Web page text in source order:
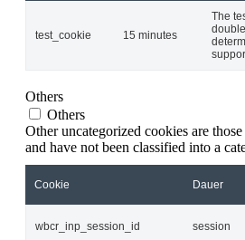
test_cookie 15 minutes
The
Others
Others
Other uncategorized cookies are
and have not been classified into a
Cookie Dauer
wbcr_inp_session_id session